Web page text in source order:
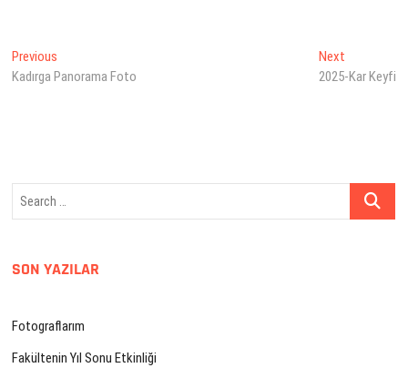
Yazı
gezinmesi
Previous
post:
Kadırga Panorama Foto
NextNext
post:
2025-Kar Keyfi
Search
SON YAZILAR
Fotograflarım
Fakültenin Yıl Sonu Etkinliği